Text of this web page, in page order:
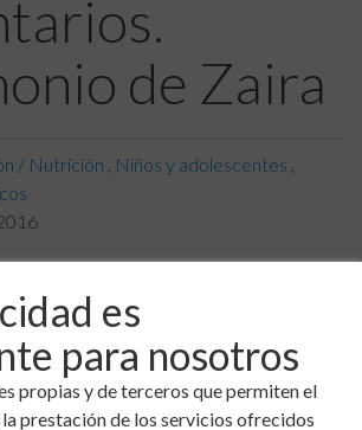
es
para nosotros
propias y de terceros que permiten el
prestación de los servicios ofrecidos
de Zaira
/ Nutrición Niños y adolescentes
alimentarios. Compartimos con vosotros
creemos que es muy necesaria una
sobre este tema por parte de
con diabetes y su entorno más